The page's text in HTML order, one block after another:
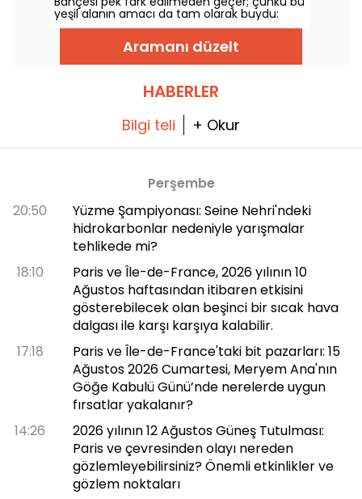
yeşil alanın amacı da tam olarak buydu:
dinlenip kendini yeniden toplamak için sessiz
Aramanı düzelt
HABERLER
Bilgi teli + Okur
Perşembe
20:50
Yüzme Şampiyonası: Seine Nehri'ndeki
hidrokarbonlar nedeniyle yarışmalar
tehlikede mi?
18:10
Paris ve Île-de-France, 2026 yılının 10
Ağustos haftasından itibaren etkisini
gösterebilecek olan beşinci bir sıcak hava
dalgası ile karşı karşıya kalabilir.
17:18
Paris ve Île-de-France'taki bit pazarları: 15
Ağustos 2026 Cumartesi, Meryem Ana'nın
Göğe Kabulü Günü’nde nerelerde uygun
fırsatlar yakalanır?
14:26
2026 yılının 12 Ağustos Güneş Tutulması:
Paris ve çevresinden olayı nereden
gözlemleyebilirsiniz? Önemli etkinlikler ve
gözlem noktaları